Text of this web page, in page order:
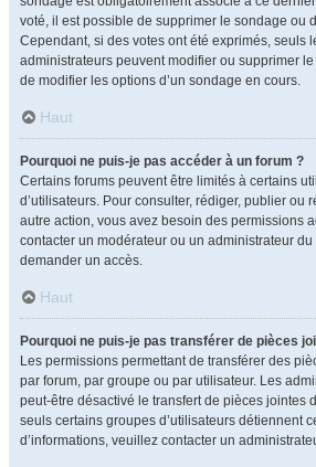
voté, il est possible de supprimer le sondage ou
Cependant, si des votes ont été exprimés, seuls
administrateurs peuvent modifier ou supprimer
de modifier les options d’un sondage en cours.
Haut
Pourquoi ne puis-je pas accéder à un forum ?
Certains forums peuvent être limités à certains
d’utilisateurs. Pour consulter, rédiger, publier ou
autre action, vous avez besoin des permissions
contacter un modérateur ou un administrateur
demander un accès.
Haut
Pourquoi ne puis-je pas transférer de pièces
Les permissions permettant de transférer des
par forum, par groupe ou par utilisateur. Les
peut-être désactivé le transfert de pièces jointes
seuls certains groupes d’utilisateurs détiennent
d’informations, veuillez contacter un